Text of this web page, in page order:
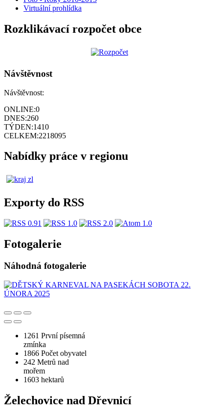
Virtuální prohlídka
Rozklikávací rozpočet obce
Návštěvnost
Návštěvnost:
ONLINE:0
DNES:260
TÝDEN:1410
CELKEM:2218095
Nabídky práce v regionu
Exporty do RSS
Fotogalerie
Náhodná fotogalerie
1261 První písemná
zmínka
1866 Počet obyvatel
242 Metrů nad
mořem
1603 hektarů
Želechovice nad Dřevnicí